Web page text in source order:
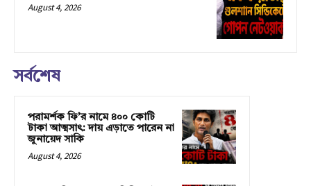
August 4, 2026
সর্বশেষ
পরামর্শক ফি’র নামে ৪০০ কোটি
টাকা আত্মসাৎ: দায় এড়াতে পারেন না
জুনায়েদ সাকি
August 4, 2026